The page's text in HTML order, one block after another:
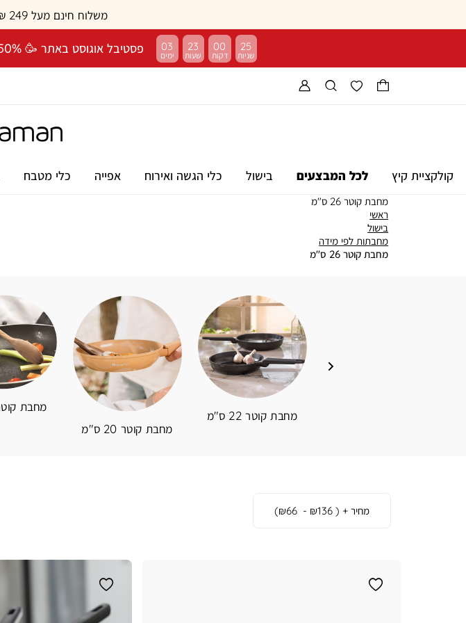
משלוח חינם מעל 249 ₪ | החזרות חינם בסניפים
פסטיבל אוגוסט באתר 🥳 50% הנחה + אקסטרה 25% על היתרה! 🎉 03 23 00 24
קולקציית קיץ לכל המבצעים בישול כלי הגשה ואירוח אפייה כלי מטבח
מחבת קוטר 26 ס"מ
ראשיראשי
בישולבישול
מחבתות לפי מידהמחבתות
לפי
מחבת קוטר 26 ס"מ
מחבת
מחבת קוטר 32
מחבת קוטר 20 ס"מ
מחבת קוטר 22 ס"מ
מחבתות
מחיר (
₪136 - ₪66
)